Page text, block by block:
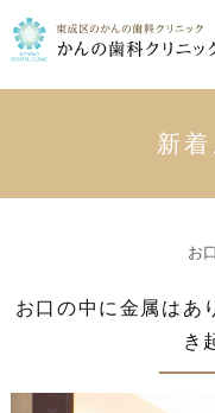
新
お
お口の中に金属はあ
き